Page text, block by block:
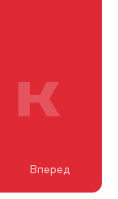
Вперед